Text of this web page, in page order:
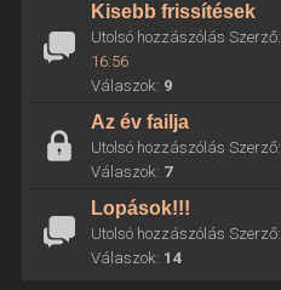
Kisebb frissítések
Utolsó hozzászólás Szerző:
16:56
Válaszok: 9
Az év failja
Utolsó hozzászólás Szerző:
Válaszok: 7
Lopások!!!
Utolsó hozzászólás Szerző:
Válaszok: 14